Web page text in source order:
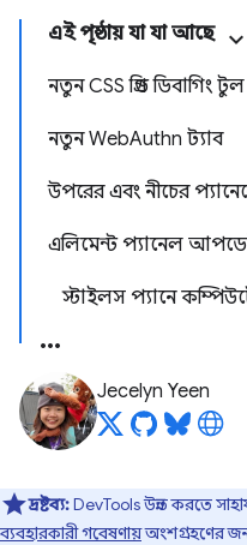
এই পৃষ্ঠায় যা যা আছে
নতুন CSS গ্রিড ডিবাগিং টুল
নতুন WebAuthn ট্যাব
উপরের এবং নীচের
এলিমেন্ট প্যানেল
স্টাইলস প্যানে
Jecelyn Yeen
দ্রষ্টব্য:DevTools উন্নত করতে
ব্যবহারকারী গবেষণায়অংশগ্রহণের